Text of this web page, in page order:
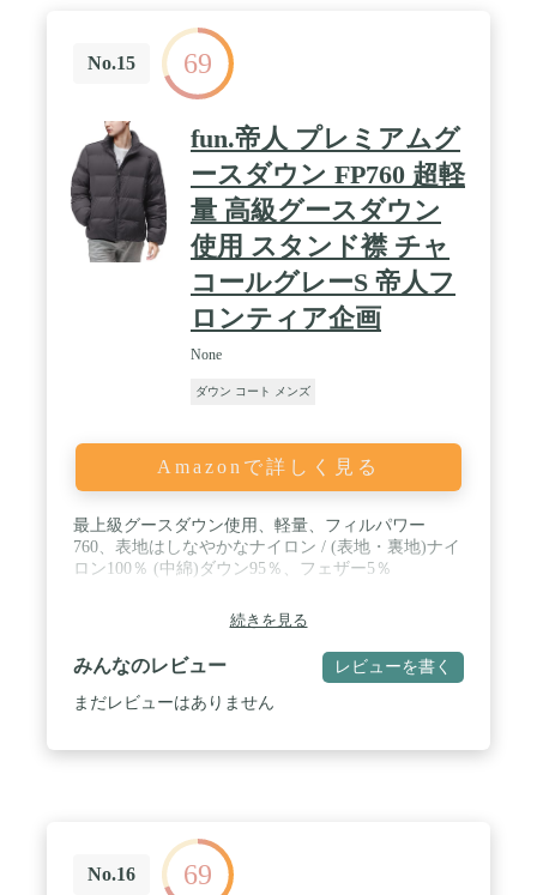
No.15 69
fun.帝人 プレミアムグ
ースダウン FP760 超軽
量 高級グースダウン
使用 スタンド襟 チャ
コールグレーS 帝人フ
ロンティア企画
None
ダウン コート メンズ
Amazonで詳しく見る
最上級グースダウン使用、軽量、フィルパワー
760、表地はしなやかなナイロン / (表地・裏地)ナイ
ロン100％ (中綿)ダウン95％、フェザー5％
続きを見る
みんなのレビュー レビューを書く
まだレビューはありません
No.16 69